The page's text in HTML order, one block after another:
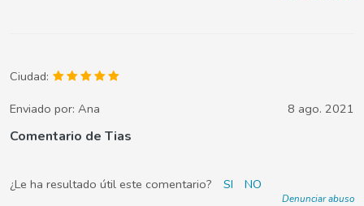
Ciudad:
Enviado por: Ana 8 ago. 2021
Comentario de Tias
¿Le ha resultado útil este comentario? SI NO
Denunciar abuso